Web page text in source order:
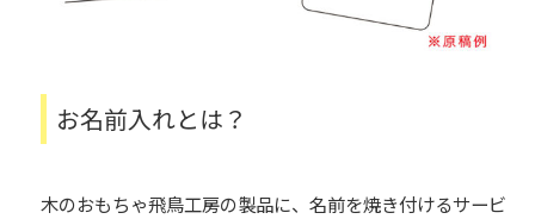
お名前入れとは？
木のおもちゃ飛鳥工房の製品に、名前を焼き付けるサービ